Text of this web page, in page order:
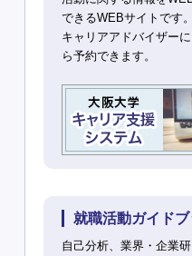
できるWEBサイトです。
キャリアアドバイザー
ら予約できます。
就職活動ガイドブ
自己分析、業界・企業